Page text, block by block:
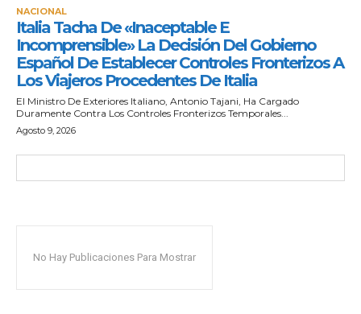
NACIONAL
Italia Tacha De «inaceptable E
Incomprensible» La Decisión Del Gobierno
Español De Establecer Controles Fronterizos A
Los Viajeros Procedentes De Italia
El Ministro De Exteriores Italiano, Antonio Tajani, Ha Cargado
Duramente Contra Los Controles Fronterizos Temporales...
Agosto 9, 2026
No Hay Publicaciones Para Mostrar